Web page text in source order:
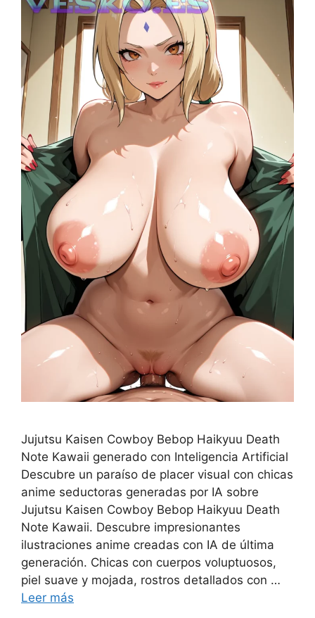
Jujutsu Kaisen Cowboy Bebop Haikyuu Death
Note Kawaii generado con Inteligencia Artificial
Descubre un paraíso de placer visual con chicas
anime seductoras generadas por IA sobre
Jujutsu Kaisen Cowboy Bebop Haikyuu Death
Note Kawaii. Descubre impresionantes
ilustraciones anime creadas con IA de última
generación. Chicas con cuerpos voluptuosos,
piel suave y mojada, rostros detallados con …
Leer más